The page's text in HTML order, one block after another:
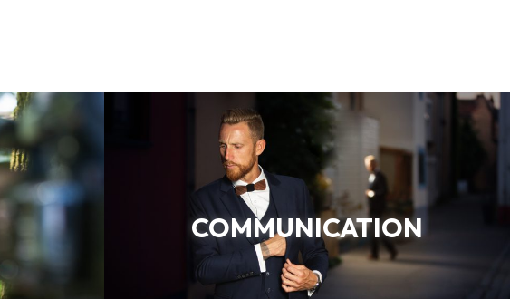
COMMUNICATION